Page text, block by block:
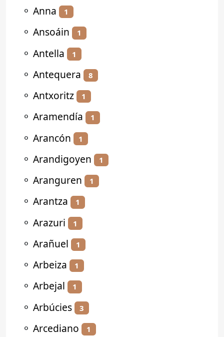
⚬ Anna 1
⚬ Ansoáin 1
⚬ Antella 1
⚬ Antequera 8
⚬ Antxoritz 1
⚬ Aramendía 1
⚬ Arancón 1
⚬ Arandigoyen 1
⚬ Aranguren 1
⚬ Arantza 1
⚬ Arazuri 1
⚬ Arañuel 1
⚬ Arbeiza 1
⚬ Arbejal 1
⚬ Arbúcies 3
⚬ Arcediano 1